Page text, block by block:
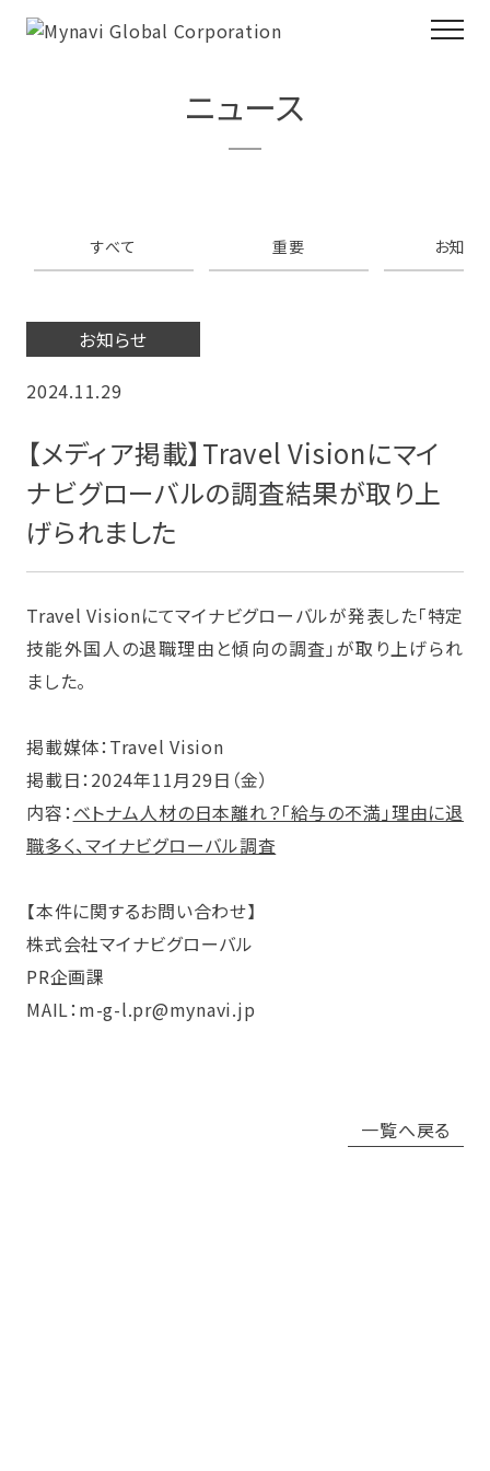
ニュース
すべて 重要 お知ら
お知らせ
2024.11.29
【メディア掲載】Travel Visionにマイ
ナビグローバルの調査結果が取り上
げられました
Travel Visionにてマイナビグローバルが発表した「特定
技能外国人の退職理由と傾向の調査」が取り上げられ
ました。
掲載媒体：Travel Vision
掲載日：2024年11月29日（金）
内容： ベトナム人材の日本離れ？「給与の不満」理由に退
職多く、マイナビグローバル調査
【本件に関するお問い合わせ】
株式会社マイナビグローバル
PR企画課
MAIL：m-g-l.pr@mynavi.jp
一覧へ戻る